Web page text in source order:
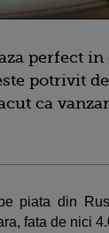
perfect
potrivit
ca
piata din
fata de nici